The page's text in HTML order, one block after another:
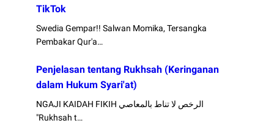
TikTok
Swedia Gempar!! Salwan Momika, Tersangka
Pembakar Qur'a…
Penjelasan tentang Rukhsah (Keringanan
dalam Hukum Syari'at)
NGAJI KAIDAH FIKIH الرخص لا تناط بالمعاصي
"Rukhsah t…